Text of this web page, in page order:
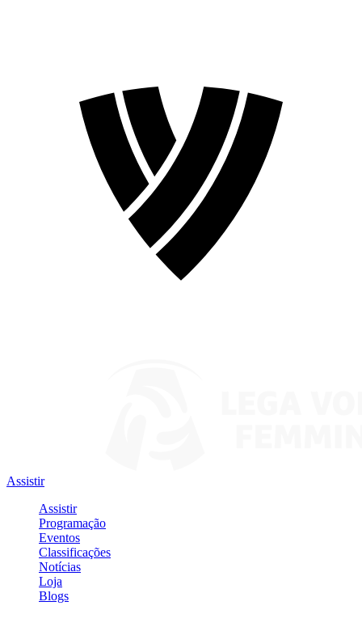
Assistir
Assistir
Programação
Eventos
Classificações
Notícias
Loja
Blogs